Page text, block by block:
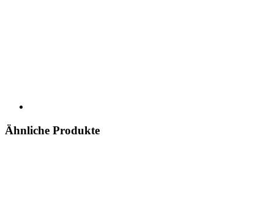
Ähnliche Produkte